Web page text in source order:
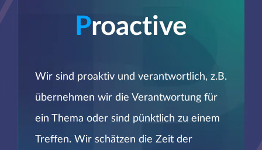
Proactive
Wir sind proaktiv und verantwortlich, z.B.
übernehmen wir die Verantwortung für
ein Thema oder sind pünktlich zu einem
Treffen. Wir schätzen die Zeit der